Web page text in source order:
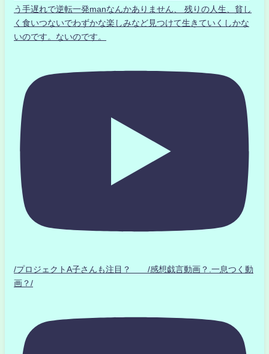
う手遅れで逆転一発manなんかありません、 残りの人生、貧し
く食いつないでわずかな楽しみなど見つけて生きていくしかな
いのです。ないのです。
/プロジェクトA子さんも注目？ /感想戯言動画？.一息つく動
画？/